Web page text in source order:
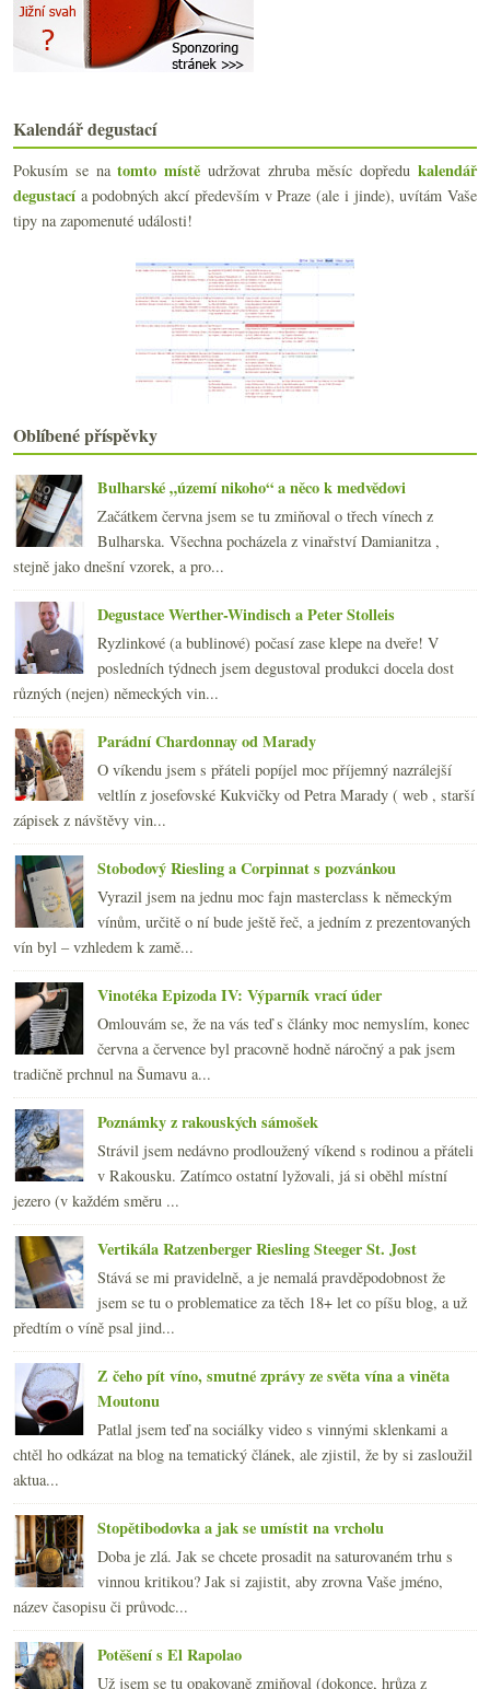
2020(239)
► 2019 (238)
(240)
►2016(250)
►2015(251)
►2014 (254)
►2013(249)
► 2012(254)
Kalendář degustací
Pokusím se natomto místě udržovat zhruba měsíc dopředukalendář
degustacía podobných akcí především v Praze (ale i jinde), uvítám Vaše
tipy na zapomenuté události!
Oblíbené příspěvky
Bulharské „území nikoho“ a něco k medvědovi
Začátkem června jsem se tu zmiňoval o třech vínech z
Bulharska. Všechna pocházela z vinařství Damianitza ,
stejně jako dnešní vzorek, a pro...
Degustace Werther-Windisch a Peter Stolleis
Ryzlinkové (a bublinové) počasí zase klepe na dveře! V
posledních týdnech jsem degustoval produkci docela dost
různých (nejen) německých vin...
Parádní Chardonnay od Marady
O víkendu jsem s přáteli popíjel moc příjemný nazrálejší
veltlín z josefovské Kukvičky od Petra Marady ( web , starší
zápisek z návštěvy vin...
Stobodový Riesling a Corpinnat s pozvánkou
Vyrazil jsem na jednu moc fajn masterclass k německým
vínům, určitě o ní bude ještě řeč, a jedním z prezentovaných
vín byl – vzhledem k zamě...
Vinotéka Epizoda IV: Výparník vrací úder
Omlouvám se, že na vás teď s články moc nemyslím, konec
června a července byl pracovně hodně náročný a pak jsem
tradičně prchnul na Šumavu a...
Poznámky z rakouských sámošek
Strávil jsem nedávno prodloužený víkend s rodinou a přáteli
v Rakousku. Zatímco ostatní lyžovali, já si oběhl místní
jezero (v každém směru ...
Vertikála Ratzenberger Riesling Steeger St. Jost
Stává se mi pravidelně, a je nemalá pravděpodobnost že
jsem se tu o problematice za těch 18+ let co píšu blog, a už
předtím o víně psal jind...
Z čeho pít víno, smutné zprávy ze světa vína a viněta
Moutonu
Patlal jsem teď na sociálky video s vinnými sklenkami a
chtěl ho odkázat na blog na tematický článek, ale zjistil, že by si zasloužil
aktua...
Stopětibodovka a jak se umístit na vrcholu
Doba je zlá. Jak se chcete prosadit na saturovaném trhu s
vinnou kritikou? Jak si zajistit, aby zrovna Vaše jméno,
název časopisu či průvodc...
Potěšení s El Rapolao
Už jsem se tu opakovaně zmiňoval (dokonce, hrůza z